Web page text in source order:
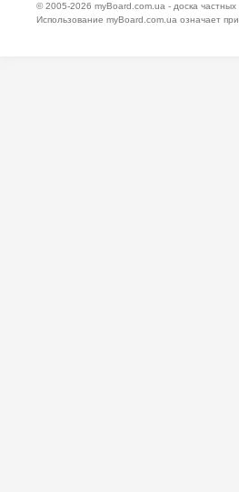
© 2005-2026 myBoard.com.ua - доска
Использование myBoard.com.ua означает